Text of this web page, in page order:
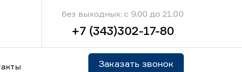
без выходных: с 9.00 до 21.00
+7 (343)302-17-80
Заказать звонок